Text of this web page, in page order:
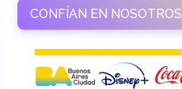
CONFÍAN EN NOSOTROS